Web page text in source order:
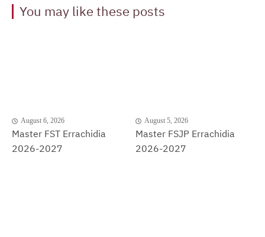
You may like these posts
August 6, 2026
Master FST Errachidia
2026-2027
August 5, 2026
Master FSJP Errachidia
2026-2027